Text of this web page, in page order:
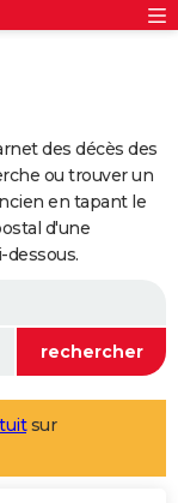
des décès des
ou trouver un
en tapant le
d'une
sur